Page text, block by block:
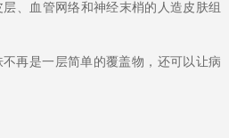
、血管网络和神经末梢的人造皮肤组
再是一层简单的覆盖物，还可以让病